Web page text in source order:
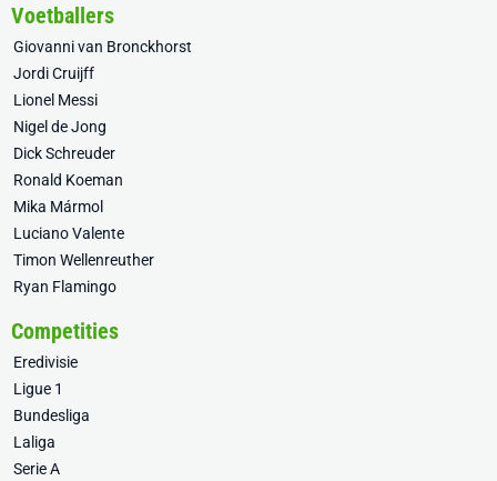
Voetballers
Giovanni van Bronckhorst
Jordi Cruijff
Lionel Messi
Nigel de Jong
Dick Schreuder
Ronald Koeman
Mika Mármol
Luciano Valente
Timon Wellenreuther
Ryan Flamingo
Competities
Eredivisie
Ligue 1
Bundesliga
Laliga
Serie A